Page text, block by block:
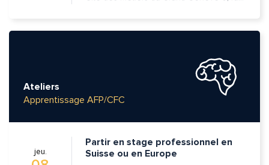
Ateliers
Apprentissage AFP/CFC
jeu.
Partir en stage professionnel en
Suisse ou en Europe